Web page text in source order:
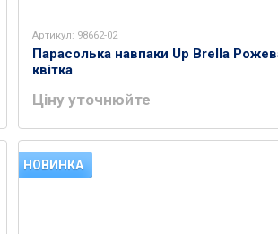
Артикул: 98662-02
Парасолька навпаки Up Brella
квітка
Ціну уточнюйте
НОВИНКА